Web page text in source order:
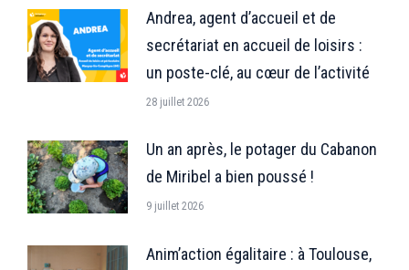
Andrea, agent d’accueil et de
secrétariat en accueil de loisirs :
un poste-clé, au cœur de l’activité
28 juillet 2026
Un an après, le potager du Cabanon
de Miribel a bien poussé !
9 juillet 2026
Anim’action égalitaire : à Toulouse,